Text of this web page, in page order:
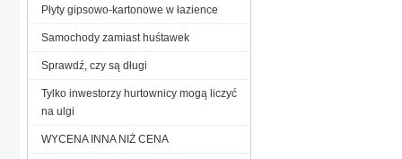
Płyty gipsowo-kartonowe w łazience
Samochody zamiast huśtawek
Sprawdź, czy są długi
Tylko inwestorzy hurtownicy mogą liczyć
na ulgi
WYCENA INNA NIŻ CENA